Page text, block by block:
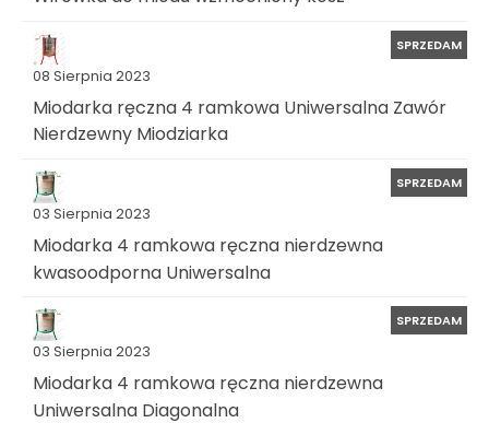
08 Sierpnia 2023
SPRZEDAM
Miodarka ręczna 4 ramkowa Uniwersalna Zawór
Nierdzewny Miodziarka
03 Sierpnia 2023
SPRZEDAM
Miodarka 4 ramkowa ręczna nierdzewna
kwasoodporna Uniwersalna
03 Sierpnia 2023
SPRZEDAM
Miodarka 4 ramkowa ręczna nierdzewna
Uniwersalna Diagonalna